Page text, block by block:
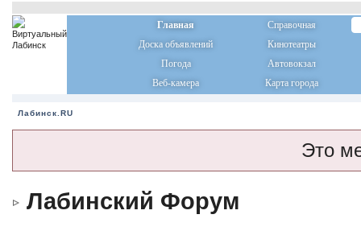
Главная
Справочная
Доска объявлений
Кинотеатры
Погода
Автовокзал
Веб-камера
Карта города
Лабинск.RU
Это
Лабинский Форум